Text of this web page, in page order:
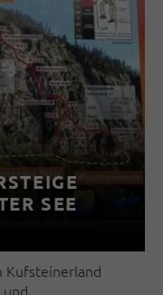
SEE
Kufsteinerland